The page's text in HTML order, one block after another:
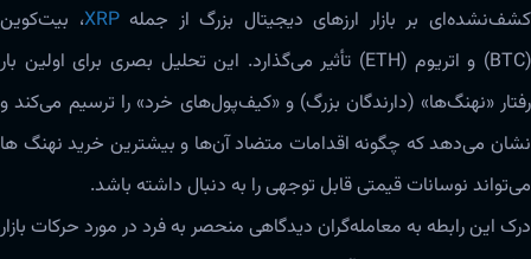
کشف‌نشده‌ای بر بازار ارزهای دیجیتال بزرگ از جملهXRP، بیت‌کوین
(BTC) و اتریوم (ETH) تأثیر می‌گذارد. این تحلیل بصری برای اولین بار
رفتار «نهنگ‌ها» (دارندگان بزرگ) و «کیف‌پول‌های خرد» را ترسیم می‌کند و
نشان می‌دهد که چگونه اقدامات متضاد آن‌ها و بیشترین خرید نهنگ ها
می‌تواند نوسانات قیمتی قابل توجهی را به دنبال داشته باشد.
درک این رابطه به معامله‌گران دیدگاهی منحصر به فرد در مورد حرکات بازار